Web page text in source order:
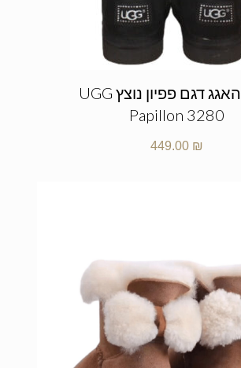
מגפי האגג דגם פפיון נוצץ UGG
Papillon 3280
449.00 ₪